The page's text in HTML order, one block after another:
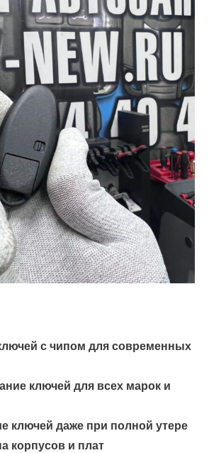
с чипом для современных
ключей для всех марок и
ключей даже при полной утере
корпусов и плат